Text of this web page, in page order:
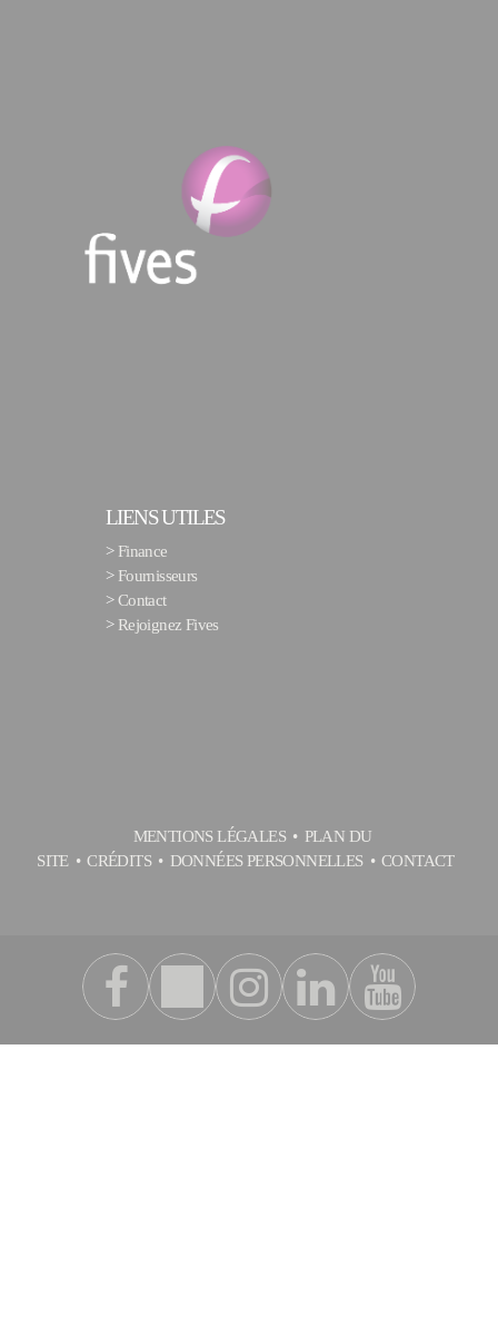
LIENS UTILES
> Finance
> Fournisseurs
>Contact
> Rejoignez Fives
MENTIONS LÉGALES
PLAN DU
SITE
CRÉDITS DONNÉES PERSONNELLES CONTACT